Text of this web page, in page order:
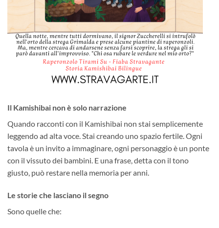
Il Kamishibai non è solo narrazione
Quando racconti con il Kamishibai non stai semplicemente
leggendo ad alta voce. Stai creando uno spazio fertile. Ogni
tavola è un invito a immaginare, ogni personaggio è un ponte
con il vissuto dei bambini. E una frase, detta con il tono
giusto, può restare nella memoria per anni.
Le storie che lasciano il segno
Sono quelle che: